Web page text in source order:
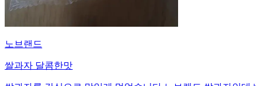
노브랜드
쌀과자 달콤한맛